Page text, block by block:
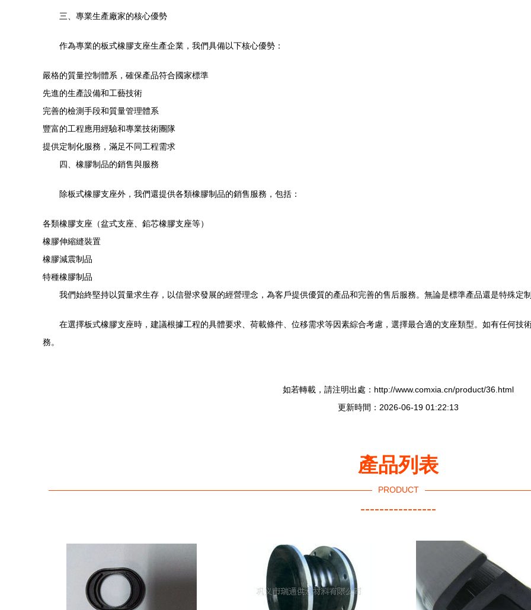
三、專業生產廠家的核心優勢
作為專業的板式橡膠支座生產企業，我們具備以下核心優勢：
嚴格的質量控制體系，確保產品符合國家標準
先進的生產設備和工藝技術
完善的檢測手段和質量管理體系
豐富的工程應用經驗和專業技術團隊
提供定制化服務，滿足不同工程需求
四、橡膠制品的銷售與服務
除板式橡膠支座外，我們還提供各類橡膠制品的銷售服務，包括：
各類橡膠支座（盆式支座、鉛芯橡膠支座等）
橡膠伸縮縫裝置
橡膠減震制品
特種橡膠制品
我們始終堅持以質量求生存，以信譽求發展的經營理念，為客戶提供優質的產品和完善的售后服務。無論是標準產品還是特殊定
在選擇板式橡膠支座時，建議根據工程的具體要求、荷載條件、位移需求等因素綜合考慮，選擇最合適的支座類型。如有任何技
務。
如若轉載，請注明出處：http://www.comxia.cn/product/36.html
更新時間：2026-06-19 01:22:13
產品列表
PRODUCT
----------------